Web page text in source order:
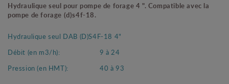
Hydraulique seul pour pompe de forage 4 ". Compatible avec la
pompe de forage (d)s4f-18.
Hydraulique seul DAB (D)S4F-18 4"
Débit (en m3/h):
9 à 24
Pression (en HMT):
40 à 93